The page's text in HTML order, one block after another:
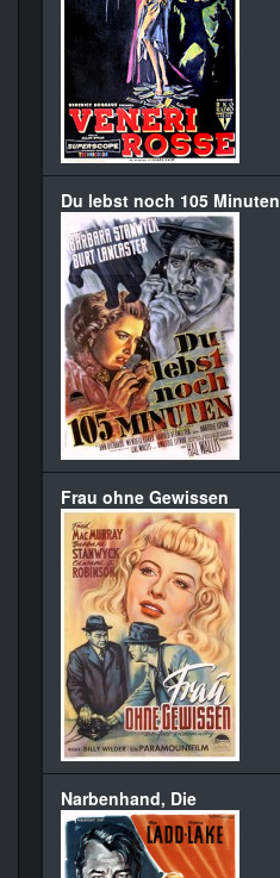
Du lebst noch 105 Minuten
Frau ohne Gewissen
Narbenhand, Die